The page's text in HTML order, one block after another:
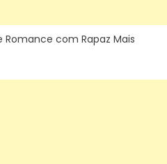
Romance com Rapaz Mais